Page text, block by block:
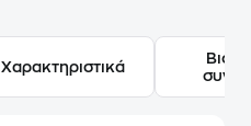
Χαρακτηριστικά